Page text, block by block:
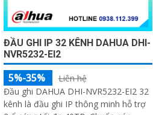
ĐẦU GHI IP 32 KÊNH DAHUA DHI-
NVR5232-EI2
5%-35%
Liên hệ
Đầu ghi DAHUA DHI-NVR5232-EI2 32
kênh là đầu ghi IP thông minh hỗ trợ